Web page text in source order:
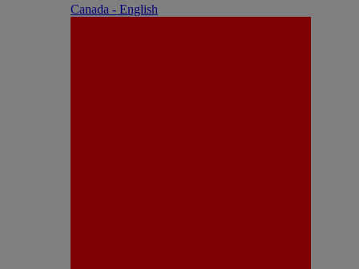
Canada - English